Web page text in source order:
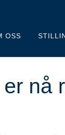
OSS
nå